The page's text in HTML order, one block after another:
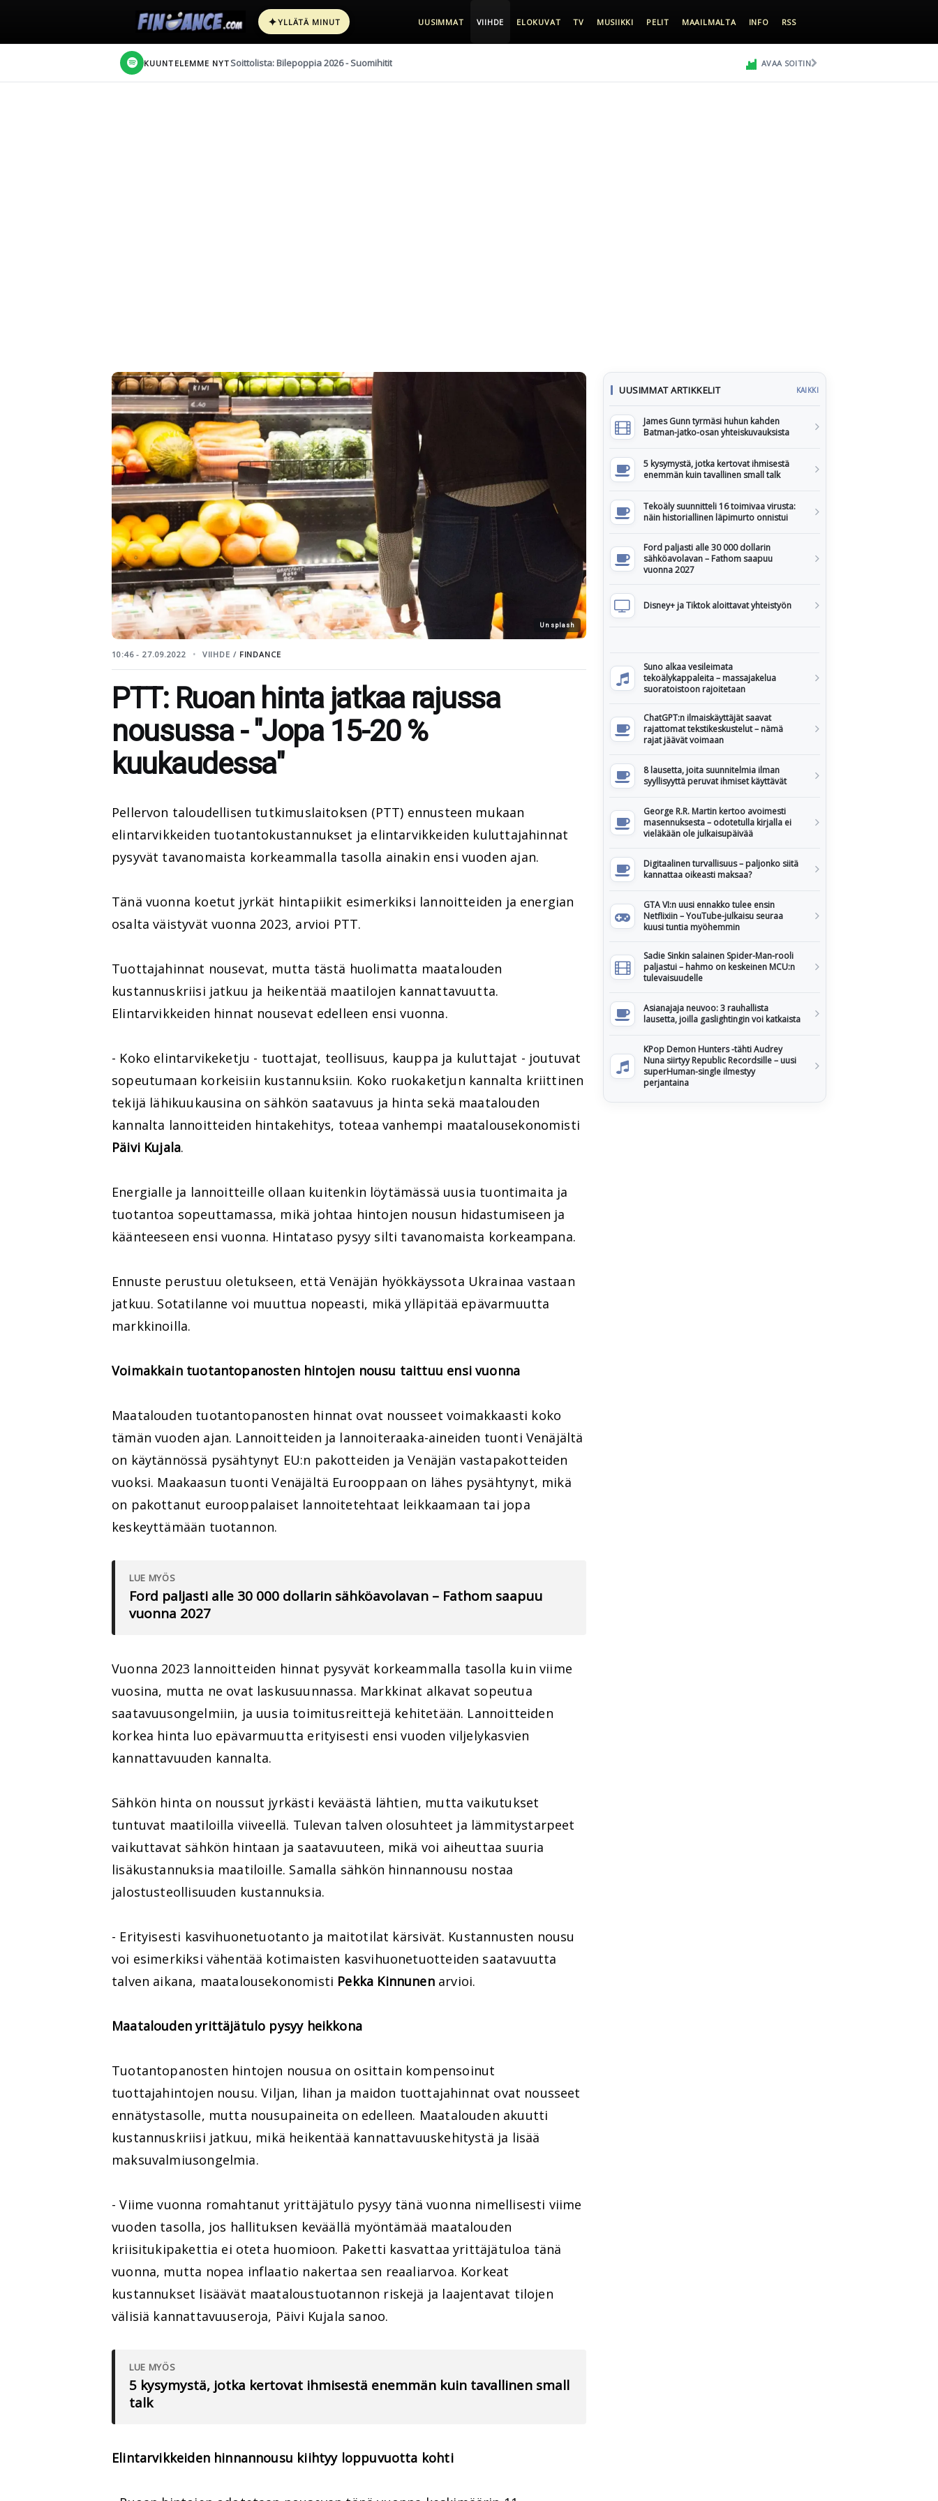
✦YLLÄTÄ MINUT UUSIMMAT VIIHDE ELOKUVAT TV MUSIIKKI PELIT MAAILMALTA INFO RSS
KUUNTELEMME NYT Soittolista: Bilepoppia 2026 - Suomihitit AVAA SOITIN
Unsplash
10:46 - 27.09.2022 VIIHDE / FINDANCE
PTT: Ruoan hinta jatkaa rajussa
nousussa - "Jopa 15-20 %
kuukaudessa"
Pellervon taloudellisen tutkimuslaitoksen (PTT) ennusteen mukaan
elintarvikkeiden tuotantokustannukset ja elintarvikkeiden kuluttajahinnat
pysyvät tavanomaista korkeammalla tasolla ainakin ensi vuoden ajan.
Tänä vuonna koetut jyrkät hintapiikit esimerkiksi lannoitteiden ja energian
osalta väistyvät vuonna 2023, arvioi PTT.
Tuottajahinnat nousevat, mutta tästä huolimatta maatalouden
kustannuskriisi jatkuu ja heikentää maatilojen kannattavuutta.
Elintarvikkeiden hinnat nousevat edelleen ensi vuonna.
- Koko elintarvikeketju - tuottajat, teollisuus, kauppa ja kuluttajat - joutuvat
sopeutumaan korkeisiin kustannuksiin. Koko ruokaketjun kannalta kriittinen
tekijä lähikuukausina on sähkön saatavuus ja hinta sekä maatalouden
kannalta lannoitteiden hintakehitys, toteaa vanhempi maatalousekonomisti
Päivi Kujala.
Energialle ja lannoitteille ollaan kuitenkin löytämässä uusia tuontimaita ja
tuotantoa sopeuttamassa, mikä johtaa hintojen nousun hidastumiseen ja
käänteeseen ensi vuonna. Hintataso pysyy silti tavanomaista korkeampana.
Ennuste perustuu oletukseen, että Venäjän hyökkäyssota Ukrainaa vastaan
jatkuu. Sotatilanne voi muuttua nopeasti, mikä ylläpitää epävarmuutta
markkinoilla.
Voimakkain tuotantopanosten hintojen nousu taittuu ensi vuonna
Maatalouden tuotantopanosten hinnat ovat nousseet voimakkaasti koko
tämän vuoden ajan. Lannoitteiden ja lannoiteraaka-aineiden tuonti Venäjältä
on käytännössä pysähtynyt EU:n pakotteiden ja Venäjän vastapakotteiden
vuoksi. Maakaasun tuonti Venäjältä Eurooppaan on lähes pysähtynyt, mikä
on pakottanut eurooppalaiset lannoitetehtaat leikkaamaan tai jopa
keskeyttämään tuotannon.
LUE MYÖS
Ford paljasti alle 30 000 dollarin sähköavolavan – Fathom saapuu
vuonna 2027
Vuonna 2023 lannoitteiden hinnat pysyvät korkeammalla tasolla kuin viime
vuosina, mutta ne ovat laskusuunnassa. Markkinat alkavat sopeutua
saatavuusongelmiin, ja uusia toimitusreittejä kehitetään. Lannoitteiden
korkea hinta luo epävarmuutta erityisesti ensi vuoden viljelykasvien
kannattavuuden kannalta.
Sähkön hinta on noussut jyrkästi keväästä lähtien, mutta vaikutukset
tuntuvat maatiloilla viiveellä. Tulevan talven olosuhteet ja lämmitystarpeet
vaikuttavat sähkön hintaan ja saatavuuteen, mikä voi aiheuttaa suuria
lisäkustannuksia maatiloille. Samalla sähkön hinnannousu nostaa
jalostusteollisuuden kustannuksia.
- Erityisesti kasvihuonetuotanto ja maitotilat kärsivät. Kustannusten nousu
voi esimerkiksi vähentää kotimaisten kasvihuonetuotteiden saatavuutta
talven aikana, maatalousekonomisti Pekka Kinnunenarvioi.
Maatalouden yrittäjätulo pysyy heikkona
Tuotantopanosten hintojen nousua on osittain kompensoinut
tuottajahintojen nousu. Viljan, lihan ja maidon tuottajahinnat ovat nousseet
ennätystasolle, mutta nousupaineita on edelleen. Maatalouden akuutti
kustannuskriisi jatkuu, mikä heikentää kannattavuuskehitystä ja lisää
maksuvalmiusongelmia.
- Viime vuonna romahtanut yrittäjätulo pysyy tänä vuonna nimellisesti viime
vuoden tasolla, jos hallituksen keväällä myöntämää maatalouden
kriisitukipakettia ei oteta huomioon. Paketti kasvattaa yrittäjätuloa tänä
vuonna, mutta nopea inflaatio nakertaa sen reaaliarvoa. Korkeat
kustannukset lisäävät maataloustuotannon riskejä ja laajentavat tilojen
välisiä kannattavuuseroja, Päivi Kujala sanoo.
LUE MYÖS
5 kysymystä, jotka kertovat ihmisestä enemmän kuin tavallinen small
talk
Elintarvikkeiden hinnannousu kiihtyy loppuvuotta kohti
UUSIMMAT ARTIKKELIT KAIKKI
James Gunn tyrmäsi huhun kahden
Batman-jatko-osan yhteiskuvauksista
5 kysymystä, jotka kertovat ihmisestä
enemmän kuin tavallinen small talk
Tekoäly suunnitteli 16 toimivaa virusta:
näin historiallinen läpimurto onnistui
Ford paljasti alle 30 000 dollarin
sähköavolavan – Fathom saapuu
vuonna 2027
Disney+ ja Tiktok aloittavat yhteistyön
Suno alkaa vesileimata
tekoälykappaleita – massajakelua
suoratoistoon rajoitetaan
ChatGPT:n ilmaiskäyttäjät saavat
rajattomat tekstikeskustelut – nämä
rajat jäävät voimaan
8 lausetta, joita suunnitelmia ilman
syyllisyyttä peruvat ihmiset käyttävät
George R.R. Martin kertoo avoimesti
masennuksesta – odotetulla kirjalla ei
vieläkään ole julkaisupäivää
Digitaalinen turvallisuus – paljonko siitä
kannattaa oikeasti maksaa?
GTA VI:n uusi ennakko tulee ensin
Netflixiin – YouTube-julkaisu seuraa
kuusi tuntia myöhemmin
Sadie Sinkin salainen Spider-Man-rooli
paljastui – hahmo on keskeinen MCU:n
tulevaisuudelle
Asianajaja neuvoo: 3 rauhallista
lausetta, joilla gaslightingin voi katkaista
KPop Demon Hunters -tähti Audrey
Nuna siirtyy Republic Recordsille – uusi
superHuman-single ilmestyy
perjantaina